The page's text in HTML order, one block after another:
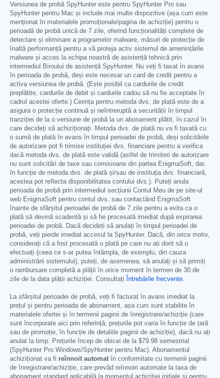
Versiunea de probă SpyHunter este pentru SpyHunter Pro sau
SpyHunter pentru Mac și include mai multe dispozitive (așa cum este
menționat în materialele promoționale/pagina de achiziție) pentru o
perioadă de probă unică de 7 zile, oferind funcționalități complete de
detectare și eliminare a programelor malware, măsuri de protecție de
înaltă performanță pentru a vă proteja activ sistemul de amenințările
malware și acces la echipa noastră de asistență tehnică prin
intermediul Biroului de asistență SpyHunter. Nu veți fi taxat în avans
în perioada de probă, deși este necesar un card de credit pentru a
activa versiunea de probă. (Este posibil ca cardurile de credit
preplătite, cardurile de debit și cardurile cadou să nu fie acceptate în
cadrul acestei oferte.) Cerința pentru metoda dvs. de plată este de a
asigura o protecție continuă și neîntreruptă a securității în timpul
tranziției de la o versiune de probă la un abonament plătit, în cazul în
care decideți să achiziționați. Metoda dvs. de plată nu va fi taxată cu
o sumă de plată în avans în timpul perioadei de probă, deși solicitările
de autorizare pot fi trimise instituției dvs. financiare pentru a verifica
dacă metoda dvs. de plată este validă (astfel de trimiteri de autorizare
nu sunt solicitări de taxe sau comisioane din partea EnigmaSoft, dar,
în funcție de metoda dvs. de plată și/sau de instituția dvs. financiară,
acestea pot reflecta disponibilitatea contului dvs.). Puteți anula
perioada de probă prin intermediul secțiunii Contul Meu de pe site-ul
web EnigmaSoft pentru contul dvs. sau contactând EnigmaSoft
înainte de sfârșitul perioadei de probă de 7 zile pentru a evita ca o
plată să devină scadentă și să fie procesată imediat după expirarea
perioadei de probă. Dacă decideți să anulați în timpul perioadei de
probă, veți pierde imediat accesul la SpyHunter. Dacă, din orice motiv,
considerați că a fost procesată o plată pe care nu ați dorit să o
efectuați (ceea ce s-ar putea întâmpla, de exemplu, din cauza
administrării sistemului), puteți, de asemenea, să anulați și să primiți
o rambursare completă a plății în orice moment în termen de 30 de
zile de la data plății achiziției. Consultați
Întrebările frecvente
La sfârșitul perioadei de probă, veți fi facturat în avans imediat la
prețul și pentru perioada de abonament, așa cum sunt stabilite în
materialele ofertei și în termenii paginii de înregistrare/achiziție (care
sunt încorporate aici prin referință; prețurile pot varia în funcție de țară
sau de promoție, în funcție de detaliile paginii de achiziție), dacă nu ați
anulat la timp. Prețurile încep de obicei de la $79.98 semestrial
(SpyHunter Pro Windows/SpyHunter pentru Mac). Abonamentul
achiziționat va fi reînnoit automat în conformitate cu termenii paginii
de înregistrare/achiziție, care prevăd reînnoiri automate la taxa de
abonament standard aplicabilă la momentul achiziției inițiale și pentru